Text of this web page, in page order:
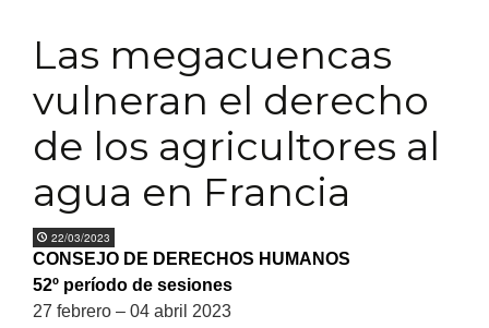
Las megacuencas
vulneran el derecho
de los agricultores al
agua en Francia
22/03/2023
CONSEJO DE DERECHOS HUMANOS
52º período de sesiones
27 febrero – 04 abril 2023